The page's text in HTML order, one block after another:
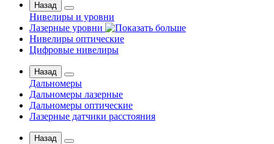
Назад
Нивелиры и уровни
Лазерные уровни
Нивелиры оптические
Цифровые нивелиры
Назад
Дальномеры
Дальномеры лазерные
Дальномеры оптические
Лазерные датчики расстояния
Назад